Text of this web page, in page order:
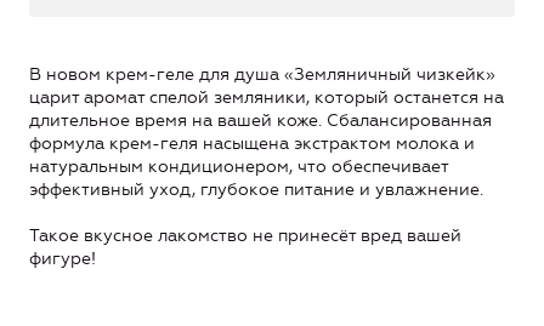
В новом крем-геле для душа «Земляничный чизкейк»
царит аромат спелой земляники, который останется на
длительное время на вашей коже. Сбалансированная
формула крем-геля насыщена экстрактом молока и
натуральным кондиционером, что обеспечивает
эффективный уход, глубокое питание и увлажнение.
Такое вкусное лакомство не принесёт вред вашей
фигуре!